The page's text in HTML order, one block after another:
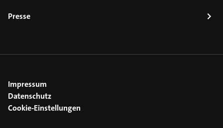
Presse
Impressum
Datenschutz
Cookie-Einstellungen